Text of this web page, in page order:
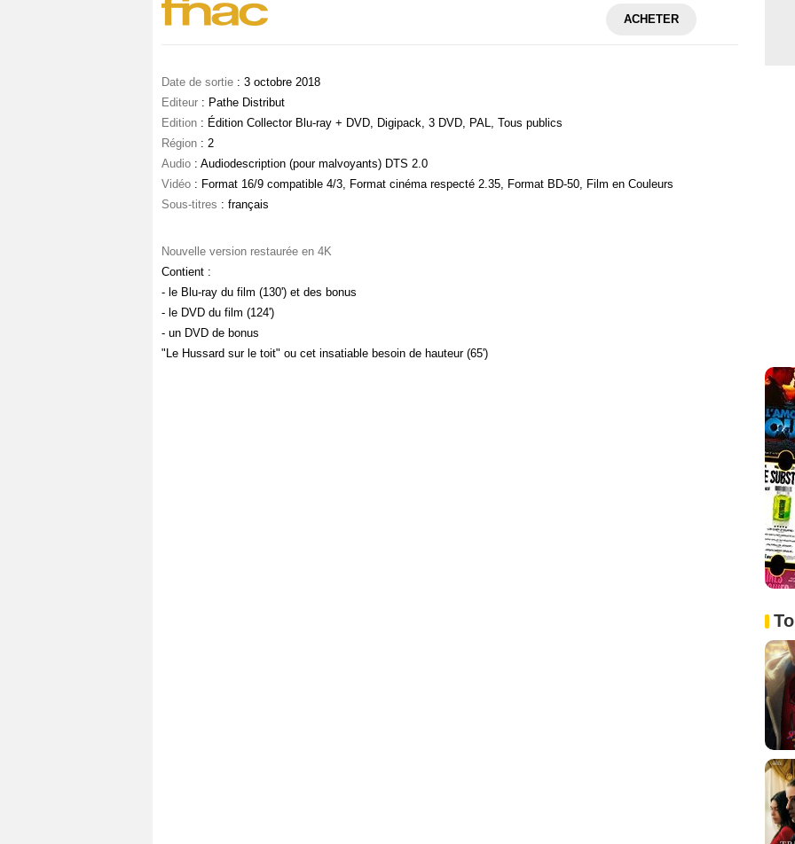
ACHETER
Date de sortie : 3 octobre 2018
Editeur : Pathe Distribut
Edition : Édition Collector Blu-ray + DVD, Digipack, 3 DVD, PAL, Tous publics
Région : 2
Audio : Audiodescription (pour malvoyants) DTS 2.0
Vidéo : Format 16/9 compatible 4/3, Format cinéma respecté 2.35, Format BD-50, Film en Couleurs
Sous-titres : français
Nouvelle version restaurée en 4K
Contient :
- le Blu-ray du film (130') et des bonus
- le DVD du film (124')
- un DVD de bonus
"Le Hussard sur le toit" ou cet insatiable besoin de hauteur (65')